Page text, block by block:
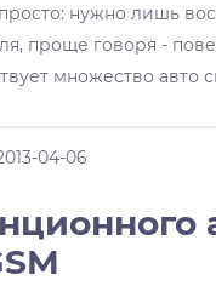
нужно лишь
проще говоря -
множество авто
04-06